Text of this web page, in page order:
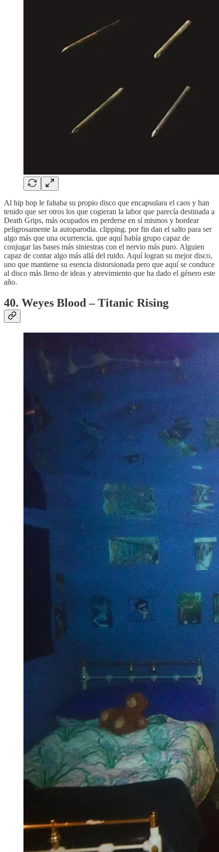
Al hip hop le faltaba su propio disco que encapsulara el caos y han
tenido que ser otros los que cogieran la labor que parecía destinada a
Death Grips, más ocupados en perderse en sí mismos y bordear
peligrosamente la autoparodia. clipping. por fin dan el salto para ser
algo más que una ocurrencia, que aquí había grupo capaz de
conjugar las bases más siniestras con el nervio más puro. Alguien
capaz de contar algo más allá del ruido. Aquí logran su mejor disco,
uno que mantiene su esencia distorsionada pero que aquí se conduce
al disco más lleno de ideas y atrevimiento que ha dado el género este
año.
40. Weyes Blood – Titanic Rising